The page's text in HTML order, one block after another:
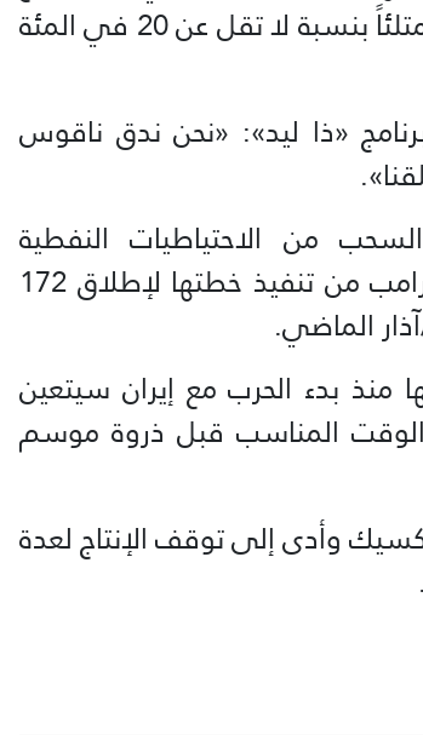
الماضي، من أن الاحتياطي يجب أن يكون ممتلئاً بنسبة لا تقل عن 20 في المئة
«ذا ليد»: «نحن ندق ناقوس
من الاحتياطيات النفطية
الاستراتيجية قد تتباطأ بمجرد انتهاء إدارة ترامب من تنفيذ خطتها لإطلاق 172
الماضي.
منذ بدء الحرب مع إيران سيتعين
الوقت المناسب قبل ذروة موسم
وأدى إلى توقف الإنتاج لعدة